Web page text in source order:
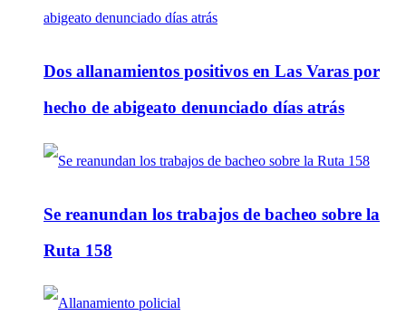
Dos allanamientos positivos en Las Varas por
hecho de abigeato denunciado días atrás
Se reanundan los trabajos de bacheo sobre la
Ruta 158